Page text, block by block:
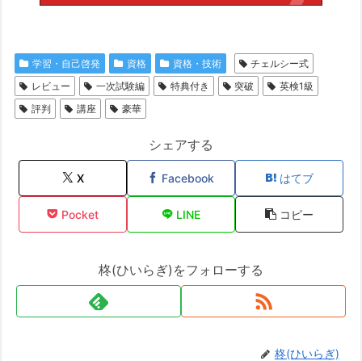
学習・自己啓発 資格 資格・技術
チェルシー式
レビュー
一次試験編 特典付き 突破
英検1級
評判
講座 豪華
シェアする
X Facebook はてブ
Pocket LINE コピー
柊(ひいらぎ)をフォローする
柊(ひいらぎ)